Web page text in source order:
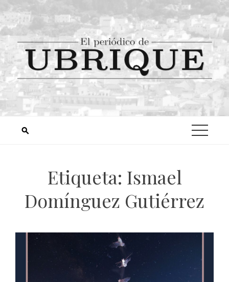
Etiqueta: Ismael
Domínguez Gutiérrez